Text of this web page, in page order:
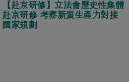
【赴京研修】立法會歷史性集體
赴京研修 考察新質生產力對接
國家規劃